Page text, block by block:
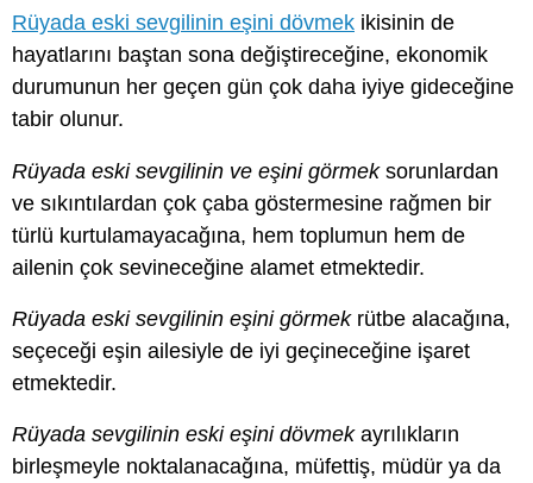
Rüyada eski sevgilinin eşini dövmek ikisinin de
hayatlarını baştan sona değiştireceğine, ekonomik
durumunun her geçen gün çok daha iyiye gideceğine
tabir olunur.
Rüyada eski sevgilinin ve eşini görmeksorunlardan
ve sıkıntılardan çok çaba göstermesine rağmen bir
türlü kurtulamayacağına, hem toplumun hem de
ailenin çok sevineceğine alamet etmektedir.
Rüyada eski sevgilinin eşini görmekrütbe alacağına,
seçeceği eşin ailesiyle de iyi geçineceğine işaret
etmektedir.
Rüyada sevgilinin eski eşini dövmekayrılıkların
birleşmeyle noktalanacağına, müfettiş, müdür ya da